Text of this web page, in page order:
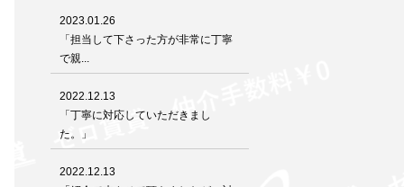
2023.01.26
「担当して下さった方が非常に丁寧
で親...
2022.12.13
「丁寧に対応していただきまし
た。」
2022.12.13